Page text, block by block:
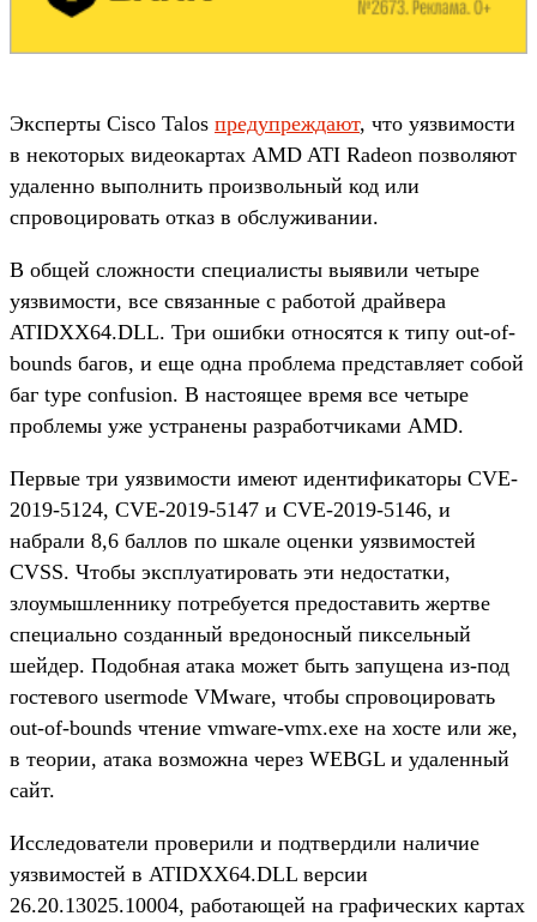
Эксперты Cisco Talos предупреждают, что уязвимости
в некоторых видеокартах AMD ATI Radeon позволяют
удаленно выполнить произвольный код или
спровоцировать отказ в обслуживании.
В общей сложности специалисты выявили четыре
уязвимости, все связанные с работой драйвера
ATIDXX64.DLL. Три ошибки относятся к типу out-of-
bounds багов, и еще одна проблема представляет собой
баг type confusion. В настоящее время все четыре
проблемы уже устранены разработчиками AMD.
Первые три уязвимости имеют идентификаторы CVE-
2019-5124, CVE-2019-5147 и CVE-2019-5146, и
набрали 8,6 баллов по шкале оценки уязвимостей
CVSS. Чтобы эксплуатировать эти недостатки,
злоумышленнику потребуется предоставить жертве
специально созданный вредоносный пиксельный
шейдер. Подобная атака может быть запущена из-под
гостевого usermode VMware, чтобы спровоцировать
out-of-bounds чтение vmware-vmx.exe на хосте или же,
в теории, атака возможна через WEBGL и удаленный
сайт.
Исследователи проверили и подтвердили наличие
уязвимостей в ATIDXX64.DLL версии
26.20.13025.10004, работающей на графических картах